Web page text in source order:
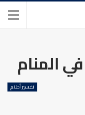
المنام
تفسير أحلام